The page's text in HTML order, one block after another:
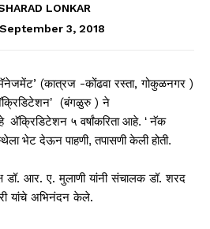
LONKAR
September 3, 2018
(कात्रज -कोंढवा रस्ता, गोकुळनगर )
(बंगळुरु ) ने
अ‍ॅक्रिडिटेशन ५ वर्षांकरिता आहे. ‘ नॅक
भेट देऊन पाहणी, तपासणी केली होती.
डॉ. आर. ए. मुलाणी यांनी संचालक डॉ. शरद
यांचे अभिनंदन केले.